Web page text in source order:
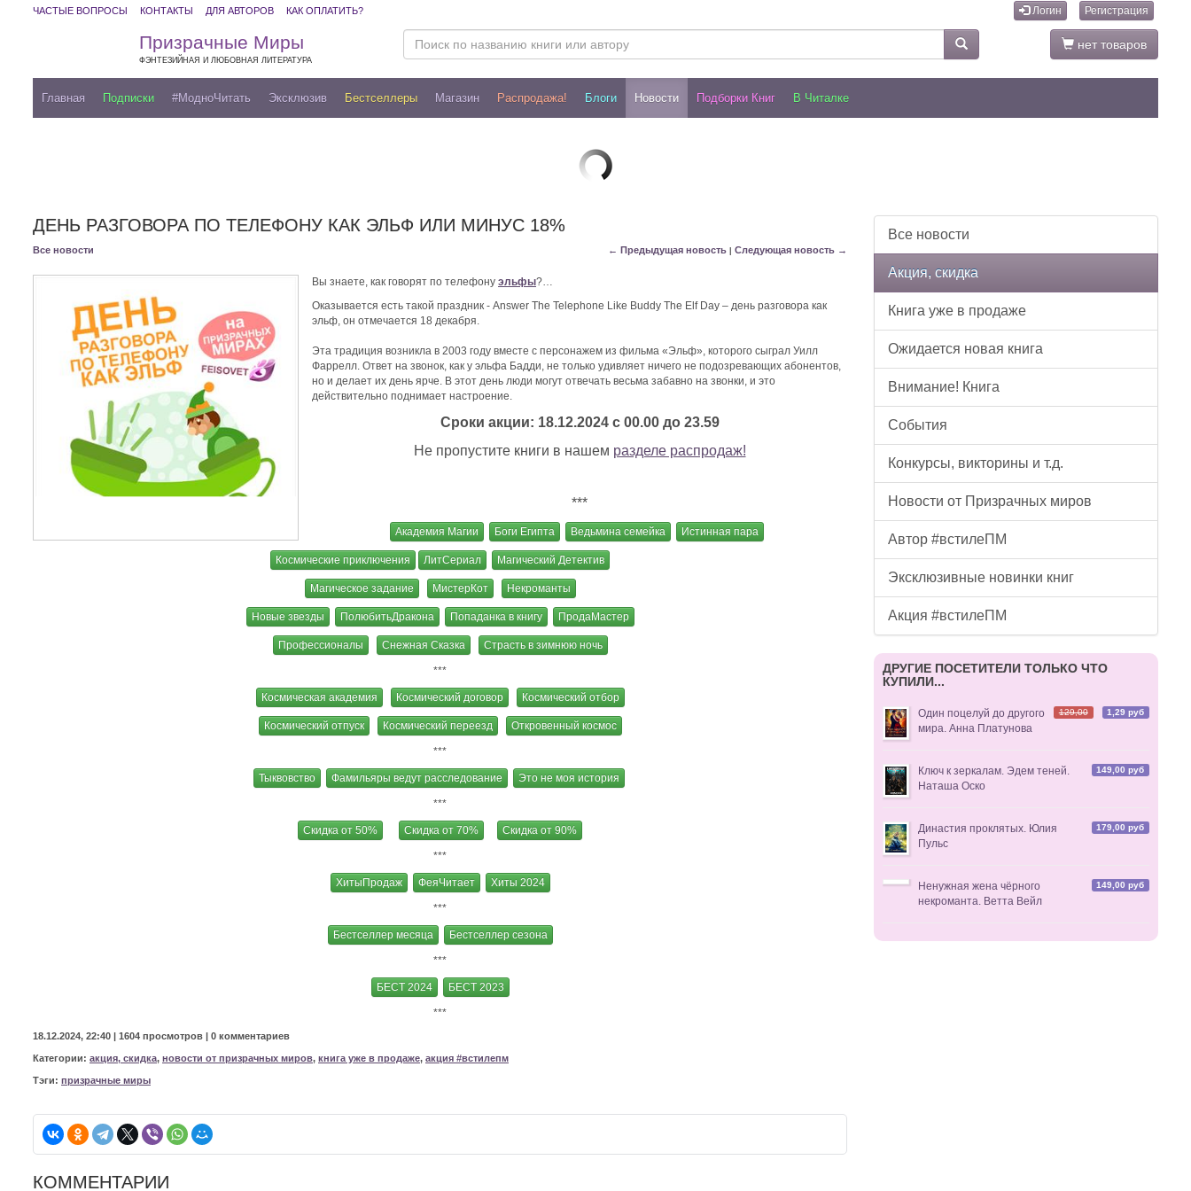
ЧАСТЫЕ ВОПРОСЫ КОНТАКТЫ ДЛЯ АВТОРОВ КАК ОПЛАТИТЬ? Логин Регистрация
Призрачные Миры
ФЭНТЕЗИЙНАЯ И ЛЮБОВНАЯ ЛИТЕРАТУРА
нет товаров
Главная Подписки #МодноЧитать Эксклюзив Бестселлеры Магазин Распродажа! Блоги Новости Подборки Книг В Читалке
ДЕНЬ РАЗГОВОРА ПО ТЕЛЕФОНУ КАК ЭЛЬФ ИЛИ МИНУС 18%
← Предыдущая новость Следующая новость →
Все новости
Вы знаете, как говорят по телефону эльфы?…
Оказывается есть такой праздник - Answer The Telephone Like Buddy The Elf Day – день разговора как
эльф, он отмечается 18 декабря.
Эта традиция возникла в 2003 году вместе с персонажем из фильма «Эльф», которого сыграл Уилл
Фаррелл. Ответ на звонок, как у эльфа Бадди, не только удивляет ничего не подозревающих абонентов,
но и делает их день ярче. В этот день люди могут отвечать весьма забавно на звонки, и это
действительно поднимает настроение.
Сроки акции: 18.12.2024 с 00.00 до 23.59
Не пропустите книги в нашем разделе распродаж!
***
Академия Магии Боги Египта Ведьмина семейка Истинная пара
Космические приключения ЛитСериал Магический Детектив
Магическое задание МистерКот Некроманты
Новые звезды ПолюбитьДракона Попаданка в книгу ПродаМастер
Профессионалы Снежная Сказка Страсть в зимнюю ночь
***
Космическая академия Космический договор Космический отбор
Космический отпуск Космический переезд Откровенный космос
***
Тыквовство Фамильяры ведут расследование Это не моя история
***
Скидка от 50% Скидка от 70% Скидка от 90%
***
ХитыПродаж ФеяЧитает Хиты 2024
***
Бестселлер месяца Бестселлер сезона
***
БЕСТ 2024 БЕСТ 2023
***
18.12.2024, 22:40 | 1604 просмотров 0 комментариев
Категории: акция, скидка, новости от призрачных миров, книга уже в продаже, акция #встилепм
Тэги: призрачные миры
КОММЕНТАРИИ
Все новости
Акция, скидка
Книга уже в продаже
Ожидается новая книга
Внимание! Книга
События
Конкурсы, викторины и т.д.
Новости от Призрачных миров
Автор #встилеПМ
Эксклюзивные новинки книг
Акция #встилеПМ
ДРУГИЕ ПОСЕТИТЕЛИ ТОЛЬКО ЧТО
КУПИЛИ...
1,29 руб
129,00
Один поцелуй до другого
мира. Анна Платунова
149,00 руб
Ключ к зеркалам. Эдем теней.
Наташа Оско
179,00 руб
Династия проклятых. Юлия
Пульс
149,00 руб
Ненужная жена чёрного
некроманта. Ветта Вейл